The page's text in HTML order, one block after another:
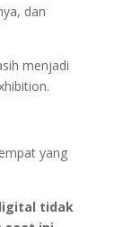
dan
menjadi
yang
tidak